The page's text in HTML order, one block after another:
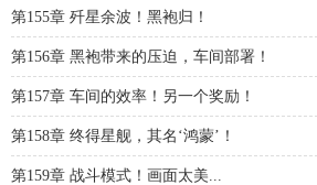
第155章 歼星余波！黑袍归！
第156章 黑袍带来的压迫，车间部署！
第157章 车间的效率！另一个奖励！
第158章 终得星舰，其名‘鸿蒙’！
第159章 战斗模式！画面太美...